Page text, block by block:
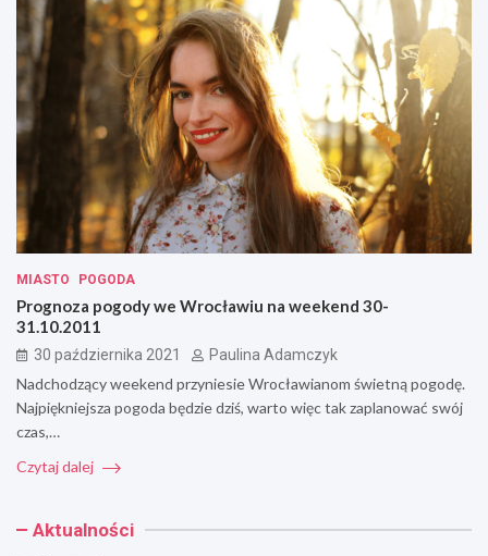
MIASTO POGODA
Prognoza pogody we Wrocławiu na weekend 30-
31.10.2011
30 października 2021 Paulina Adamczyk
Nadchodzący weekend przyniesie Wrocławianom świetną pogodę.
Najpiękniejsza pogoda będzie dziś, warto więc tak zaplanować swój
czas,…
Czytaj dalej
Aktualności